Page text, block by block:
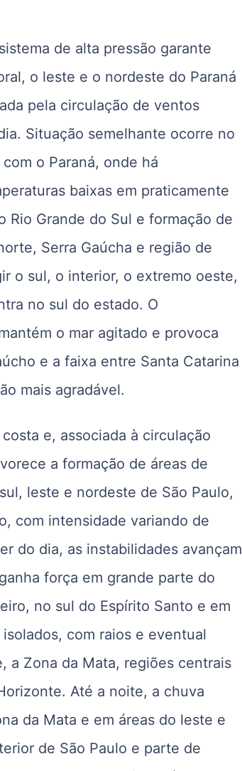
de alta pressão garante
o leste e o nordeste do Paraná
pela circulação de ventos
Situação semelhante ocorre no
o Paraná, onde há
baixas em praticamente
Grande do Sul e formação de
Serra Gaúcha e região de
o sul, o interior, o extremo oeste,
no sul do estado. O
o mar agitado e provoca
e a faixa entre Santa Catarina
mais agradável.
e, associada à circulação
a formação de áreas de
leste e nordeste de São Paulo,
com intensidade variando de
do dia, as instabilidades avançam
força em grande parte do
no sul do Espírito Santo e em
com raios e eventual
a Zona da Mata, regiões centrais
Até a noite, a chuva
da Mata e em áreas do leste e
de São Paulo e parte de